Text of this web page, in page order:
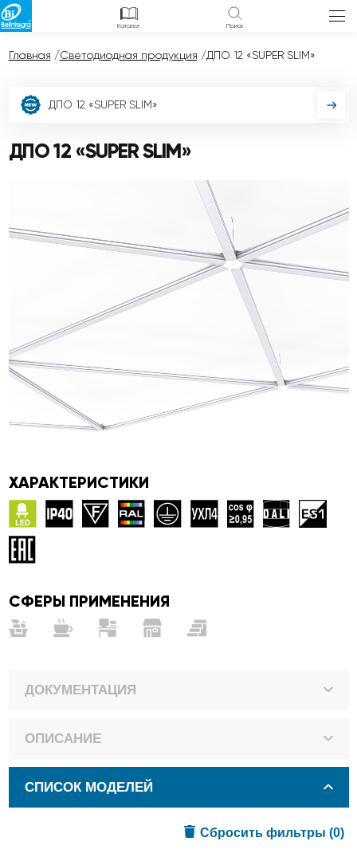
Каталог Поиск
Главная /Светодиодная продукция /ДПО 12 «SUPER SLIM»
ДПО 12 «SUPER SLIM»
ДПО 12 «SUPER SLIM»
ХАРАКТЕРИСТИКИ
СФЕРЫ ПРИМЕНЕНИЯ
ДОКУМЕНТАЦИЯ
ОПИСАНИЕ
СПИСОК МОДЕЛЕЙ
Сбросить фильтры (0)